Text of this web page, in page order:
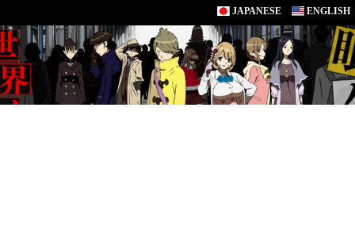
JAPANESE ENGLISH